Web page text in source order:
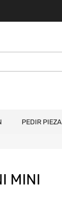
PEDIR PIEZA
MINI